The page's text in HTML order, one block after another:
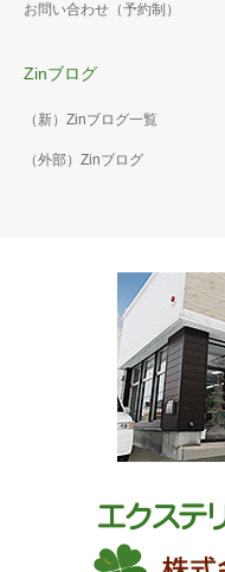
お問い合わせ（予約制）
Zinブログ
（新）Zinブログ一覧
（外部）Zinブログ